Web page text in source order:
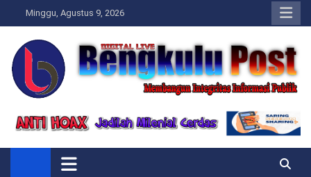
to
content
Minggu, Agustus 9, 2026
Bengkulupost.id